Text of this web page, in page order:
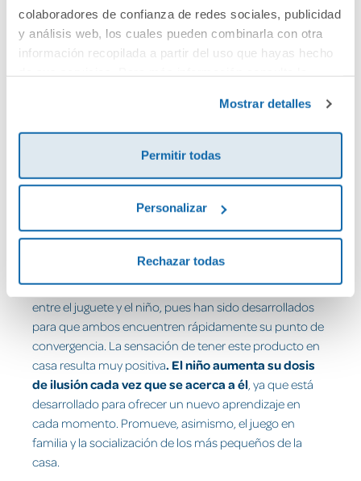
colaboradores de confianza de redes sociales, publicidad
y análisis web, los cuales pueden combinarla con otra
información recopilada a partir del uso que hayas hecho
Mostrar detalles
Permitir todas
Personalizar
Rechazar todas
modelo de diversión:Apli, Djeco, Fiesta, Geomag,
Guidecraft, Janod, The Purple Cow o Vilac , entre
otras, han apostado por este estilo educativo y lúdico
que tiene como objetivo a un amplio grupo de público.
hasta 9 años de edad, incluso algún juguete no tiene
edad límite. Los precios son coherentes, con una
buena relación calidad-precio, pues los
garantizan un respetuoso cuidado por el medio
ambiente en sus materiales y proceso de fabricación.
Proximidad
Este arquetipo de entretenimiento, que pone el acento
en la educación, se basa en una relación de proximidad
entre el juguete y el niño, pues han sido desarrollados
para que ambos encuentren rápidamente su punto de
convergencia. La sensación de tener este producto en
casa resulta muy positiva. El niño aumenta su dosis
de ilusión cada vez que se acerca a él , ya que está
desarrollado para ofrecer un nuevo aprendizaje en
cada momento. Promueve, asimismo, el juego en
familia y la socialización de los más pequeños de la
casa.